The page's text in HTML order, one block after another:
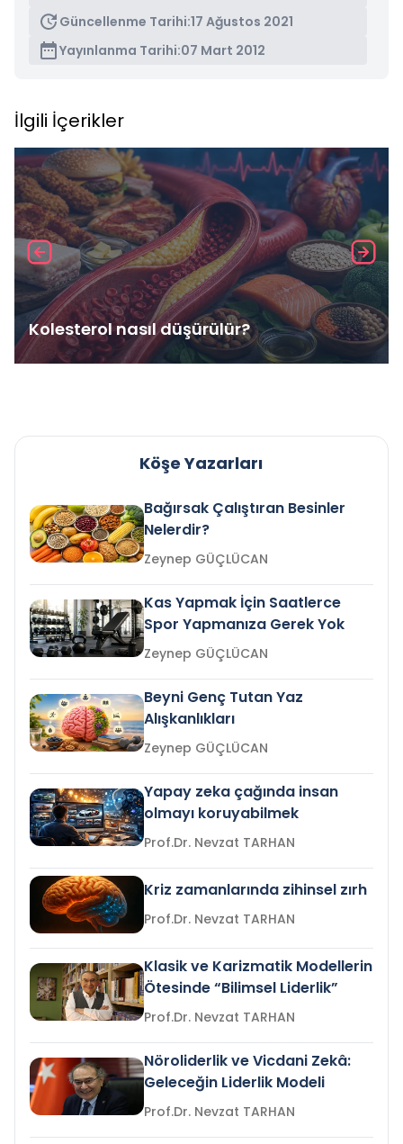
Güncellenme Tarihi:17 Ağustos 2021
Yayınlanma Tarihi:07 Mart 2012
İlgili İçerikler
Kolesterol nasıl düşürülür?
Köşe Yazarları
Bağırsak Çalıştıran Besinler
Nelerdir?
Zeynep GÜÇLÜCAN
Kas Yapmak İçin Saatlerce
Spor Yapmanıza Gerek Yok
Zeynep GÜÇLÜCAN
Beyni Genç Tutan Yaz
Alışkanlıkları
Zeynep GÜÇLÜCAN
Yapay zeka çağında insan
olmayı koruyabilmek
Prof.Dr. Nevzat TARHAN
Kriz zamanlarında zihinsel zırh
Prof.Dr. Nevzat TARHAN
Klasik ve Karizmatik Modellerin
Ötesinde “Bilimsel Liderlik”
Prof.Dr. Nevzat TARHAN
Nöroliderlik ve Vicdani Zekâ:
Geleceğin Liderlik Modeli
Prof.Dr. Nevzat TARHAN